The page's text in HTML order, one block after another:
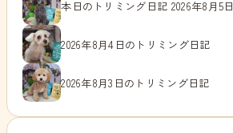
本日のトリミング日記 2026年8月5日
2026年8月4日のトリミング日記
2026年8月3日のトリミング日記